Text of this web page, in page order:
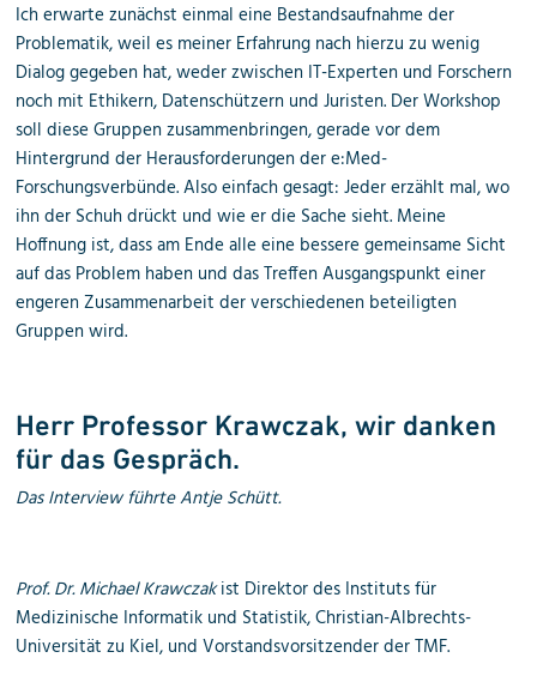
Ich erwarte zunächst einmal eine Bestandsaufnahme der
Problematik, weil es meiner Erfahrung nach hierzu zu wenig
Dialog gegeben hat, weder zwischen IT-Experten und Forschern
noch mit Ethikern, Datenschützern und Juristen. Der Workshop
soll diese Gruppen zusammenbringen, gerade vor dem
Hintergrund der Herausforderungen der e:Med-
Forschungsverbünde. Also einfach gesagt: Jeder erzählt mal, wo
ihn der Schuh drückt und wie er die Sache sieht. Meine
Hoffnung ist, dass am Ende alle eine bessere gemeinsame Sicht
auf das Problem haben und das Treffen Ausgangspunkt einer
engeren Zusammenarbeit der verschiedenen beteiligten
Gruppen wird.
Herr Professor Krawczak, wir danken
für das Gespräch.
Das Interview führte Antje Schütt.
Prof. Dr. Michael Krawczakist Direktor des Instituts für
Medizinische Informatik und Statistik, Christian-Albrechts-
Universität zu Kiel, und Vorstandsvorsitzender der TMF.